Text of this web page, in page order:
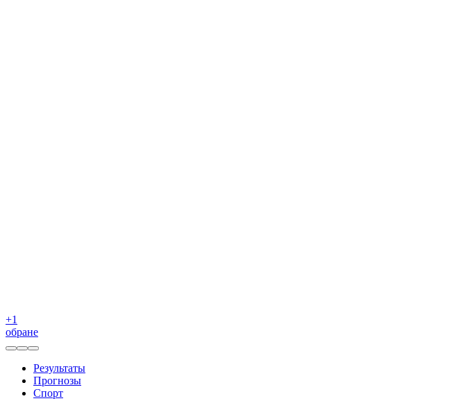
+1
обране
Результаты
Прогнозы
Спорт